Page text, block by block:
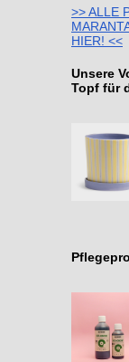
>> ALLE
HIER! <<
Unsere
Topf für